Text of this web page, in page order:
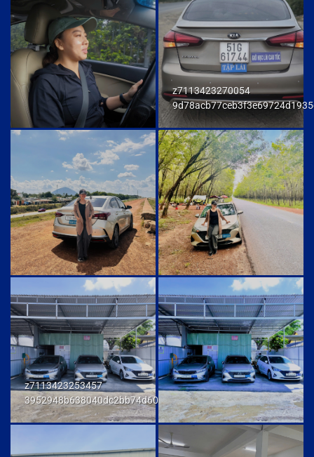
z7113423270054
z7113423253457
3952948b638040dc2bb74d606db7a6f9